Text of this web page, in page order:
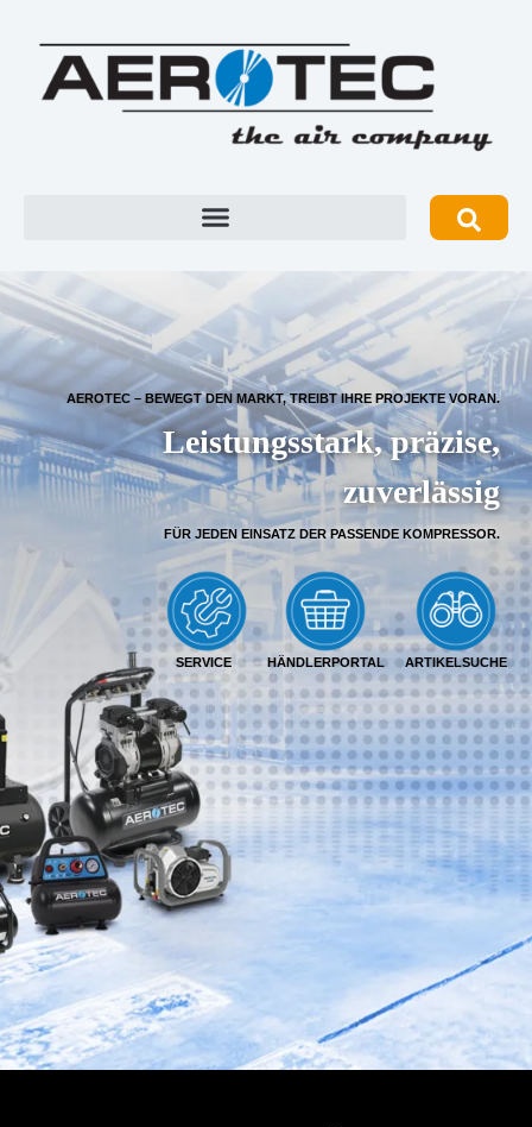
FÜR JEDEN EINSATZ DER PASSENDE KOMPRESSOR.
SERVICE
Leistungsstark, präzise,
zuverlässig
AEROTEC – BEWEGT DEN MARKT, TREIBT IHRE PROJEKTE VORAN.
HÄNDLERPORTAL ARTIKELSUCHE